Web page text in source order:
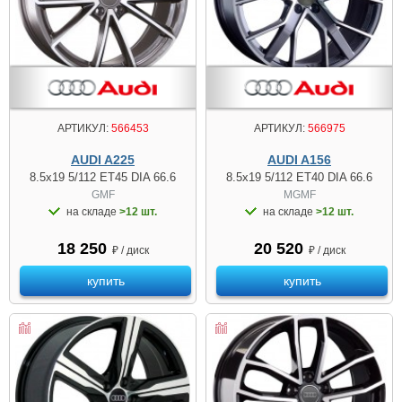
АРТИКУЛ:566453
AUDI A225
8.5x19 5/112 ET45 DIA 66.6
GMF
на складе >12 шт.
18 250 ₽ / диск
купить
АРТИКУЛ:566975
AUDI A156
8.5x19 5/112 ET40 DIA 66.6
MGMF
на складе >12 шт.
20 520 ₽ / диск
купить